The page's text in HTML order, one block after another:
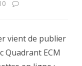
vient de publier
Quadrant ECM